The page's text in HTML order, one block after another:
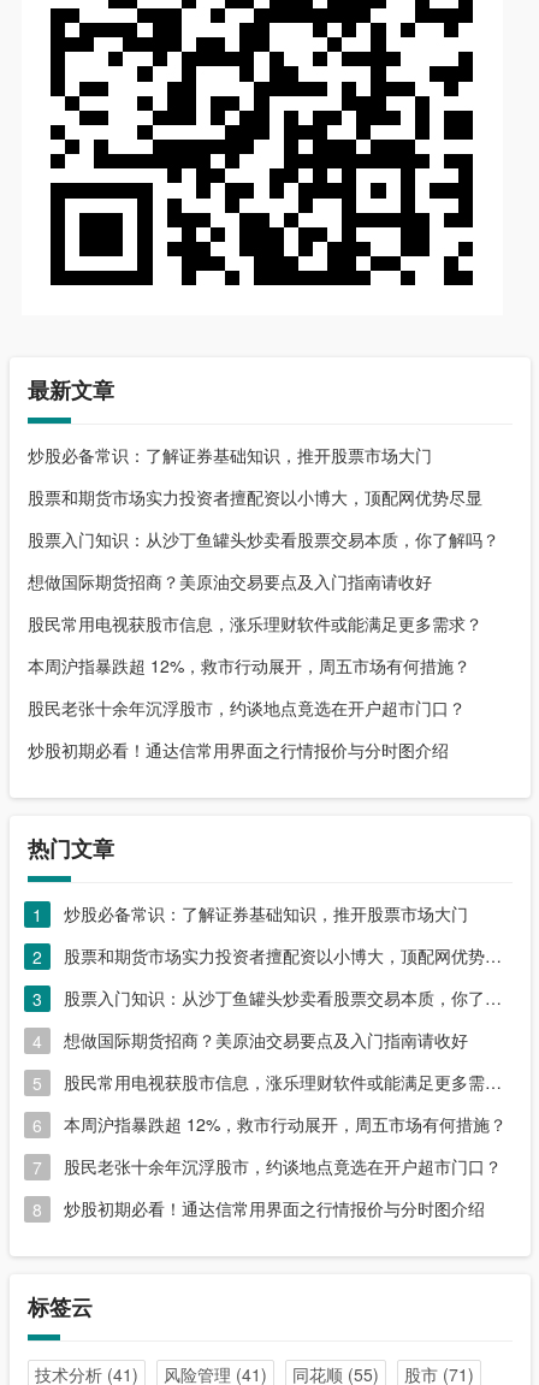
最新文章
炒股必备常识：了解证券基础知识，推开股票市场大门
股票和期货市场实力投资者擅配资以小博大，顶配网优势尽显
股票入门知识：从沙丁鱼罐头炒卖看股票交易本质，你了解吗？
想做国际期货招商？美原油交易要点及入门指南请收好
股民常用电视获股市信息，涨乐理财软件或能满足更多需求？
本周沪指暴跌超 12%，救市行动展开，周五市场有何措施？
股民老张十余年沉浮股市，约谈地点竟选在开户超市门口？
炒股初期必看！通达信常用界面之行情报价与分时图介绍
热门文章
1
炒股必备常识：了解证券基础知识，推开股票市场大门
2
股票和期货市场实力投资者擅配资以小博大，顶配网优势尽显
3
股票入门知识：从沙丁鱼罐头炒卖看股票交易本质，你了解吗？
4
想做国际期货招商？美原油交易要点及入门指南请收好
5
股民常用电视获股市信息，涨乐理财软件或能满足更多需求？
6
本周沪指暴跌超 12%，救市行动展开，周五市场有何措施？
7
股民老张十余年沉浮股市，约谈地点竟选在开户超市门口？
8
炒股初期必看！通达信常用界面之行情报价与分时图介绍
标签云
技术分析(41) 风险管理 (41) 同花顺(55) 股市(71)